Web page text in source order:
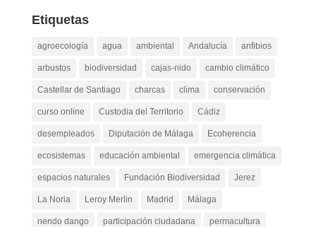
Etiquetas
agroecología agua ambiental Andalucía anfibios
arbustos biodiversidad cajas-nido cambio climático
Castellar de Santiago charcas clima conservación
curso online Custodia del Territorio Cádiz
desempleados Diputación de Málaga Ecoherencia
ecosistemas educación ambiental emergencia climática
espacios naturales Fundación Biodiversidad Jerez
La Noria Leroy Merlin Madrid Málaga
nendo dango participación ciudadana permacultura